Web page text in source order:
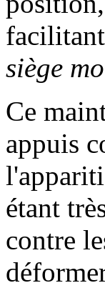
siège
Ce
appuis
étant
contre